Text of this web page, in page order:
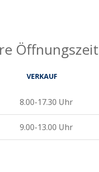
VERKAUF
8.00-17.30 Uhr
9.00-13.00 Uhr